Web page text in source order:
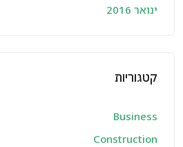
ינואר 2016
קטגוריות
Business
Construction